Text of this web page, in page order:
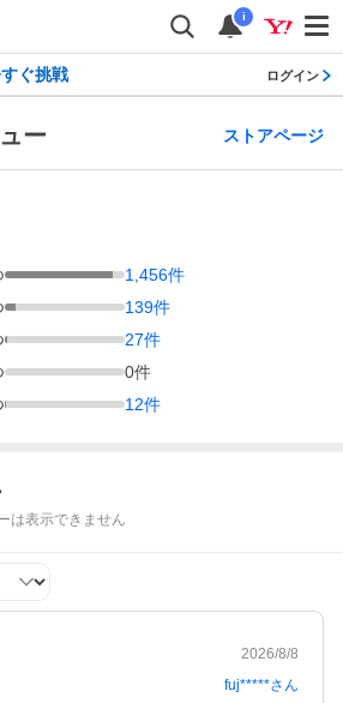
i
ぐ挑戦 ログイン
ー ストアページ
1,456件
139件
27件
0件
12件
は表示できません
2026/8/8
fuj*****さん